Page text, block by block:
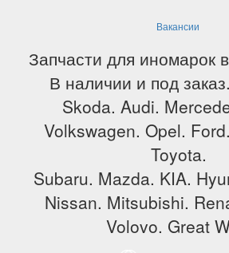
Вакансии
Запчасти для иномарок
В наличии и под
Skoda. Audi.
Volkswagen. Opel.
Toyota.
Subaru. Mazda. KIA.
Nissan. Mitsubishi.
Volovo. Great